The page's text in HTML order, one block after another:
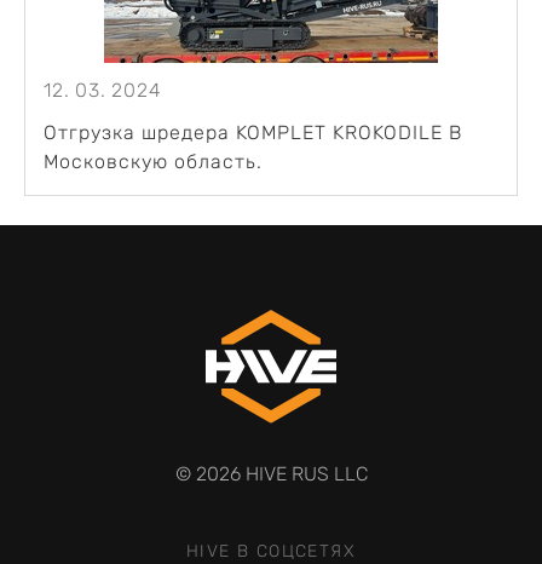
12. 03. 2024
Отгрузка шредера KOMPLET KROKODILE В
Московскую область.
© 2026 HIVE RUS LLC
HIVE В СОЦСЕТЯХ